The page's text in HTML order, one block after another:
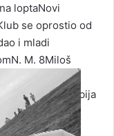
loptaNovi
se oprostio od
i mladi
M. 8Miloš
Facebook)1
Susjedna Srbija
koja je
na